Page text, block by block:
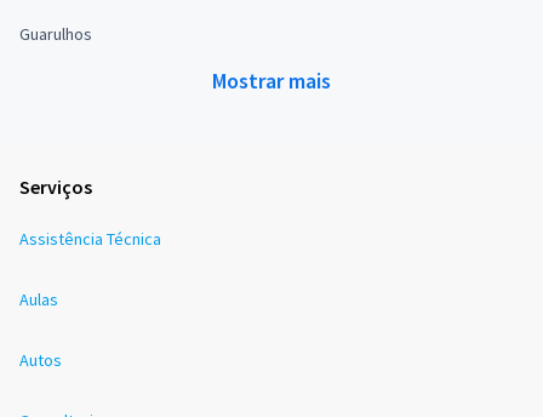
Guarulhos
Mostrar mais
Serviços
Assistência Técnica
Aulas
Autos